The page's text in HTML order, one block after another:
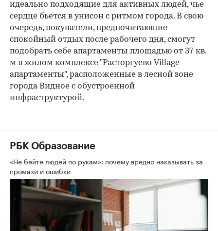
идеально подходящие для активных людей, чье
сердце бьется в унисон с ритмом города. В свою
очередь, покупатели, предпочитающие
спокойный отдых после рабочего дня, смогут
подобрать себе апартаменты площадью от 37 кв.
м в жилом комплексе "Расторгуево Village
апартаменты", расположенные в лесной зоне
города Видное с обустроенной
инфраструктурой.
РБК Образование
«Не бейте людей по рукам»: почему вредно наказывать за
промахи и ошибки